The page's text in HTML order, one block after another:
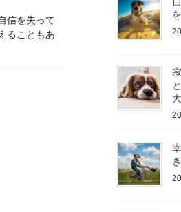
信を失って
ることもあ